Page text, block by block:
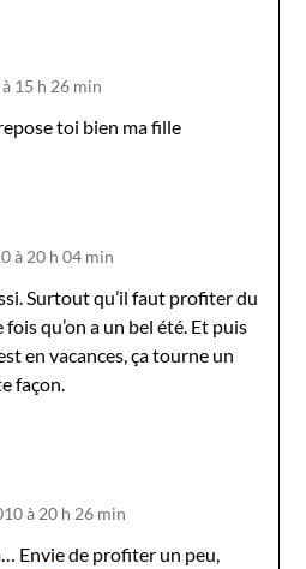
15 h 26 min
toi bien ma fille
à 20 h 04 min
Surtout qu’il faut profiter du
qu’on a un bel été. Et puis
en vacances, ça tourne un
façon.
à 20 h 26 min
Envie de profiter un peu,